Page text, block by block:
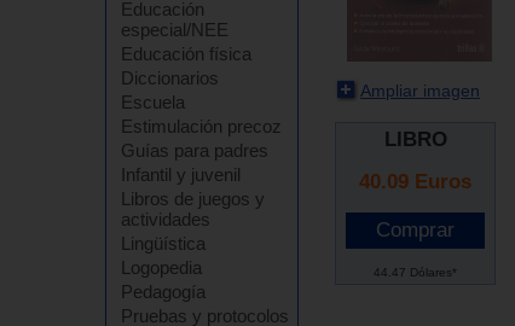
Educación
especial/NEE
Educación física
Diccionarios
Escuela
Estimulación precoz
Guías para padres
Infantil y juvenil
Libros de juegos y
actividades
Lingüística
Logopedia
Pedagogía
Pruebas y protocolos
Ampliar imagen
LIBRO
40.09 Euros
44.47 Dólares*